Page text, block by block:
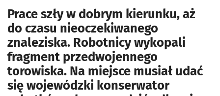
Prace szły w dobrym kierunku, aż
do czasu nieoczekiwanego
znaleziska. Robotnicy wykopali
fragment przedwojennego
torowiska. Na miejsce musiał udać
się wojewódzki konserwator